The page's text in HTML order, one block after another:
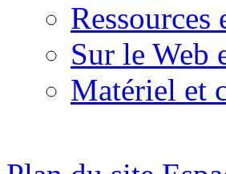
Ressources
Sur le Web
Matériel et